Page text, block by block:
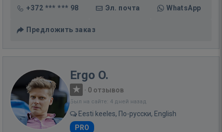
+372 *** *** 98 Эл. почта WhatsApp
Предложить заказ
Ergo O.
· 0 отзывов
Был на сайте: 4 дней назад
Eesti keeles, По-русски, English
PRO